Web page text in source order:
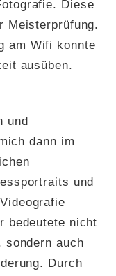
Diese
Meisterprüfung.
am Wifi konnte
ausüben.
und
dann im
und
bedeutete nicht
sondern auch
Durch